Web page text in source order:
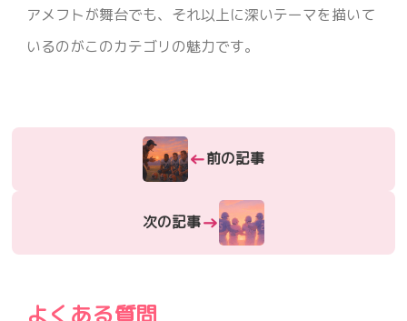
アメフトが舞台でも、それ以上に深いテーマを描いて
いるのがこのカテゴリの魅力です。
←前の記事
次の記事→
よくある質問